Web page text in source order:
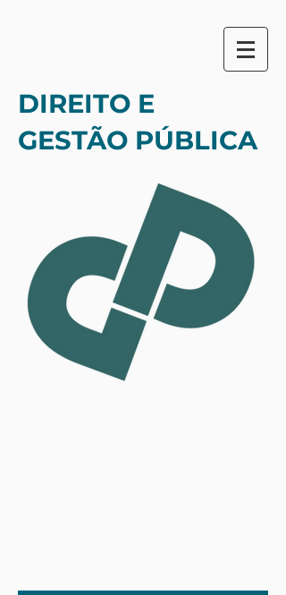
DIREITO E
GESTÃO PÚBLICA